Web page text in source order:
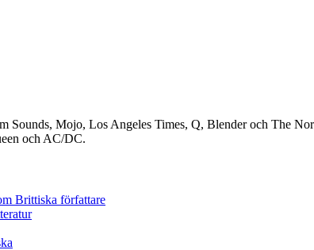
Mojo, Los Angeles Times, Q, Blender och The
och AC/DC.